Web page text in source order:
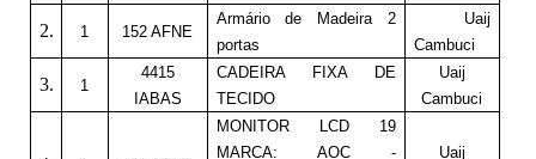
2. 1 152 AFNE
Armário de Madeira 2
portas
Uaij
Cambuci
3. 1
4415
IABAS
CADEIRA FIXA DE
TECIDO
Uaij
Cambuci
MONITOR LCD 19
MARCA: AOC -
Uaij